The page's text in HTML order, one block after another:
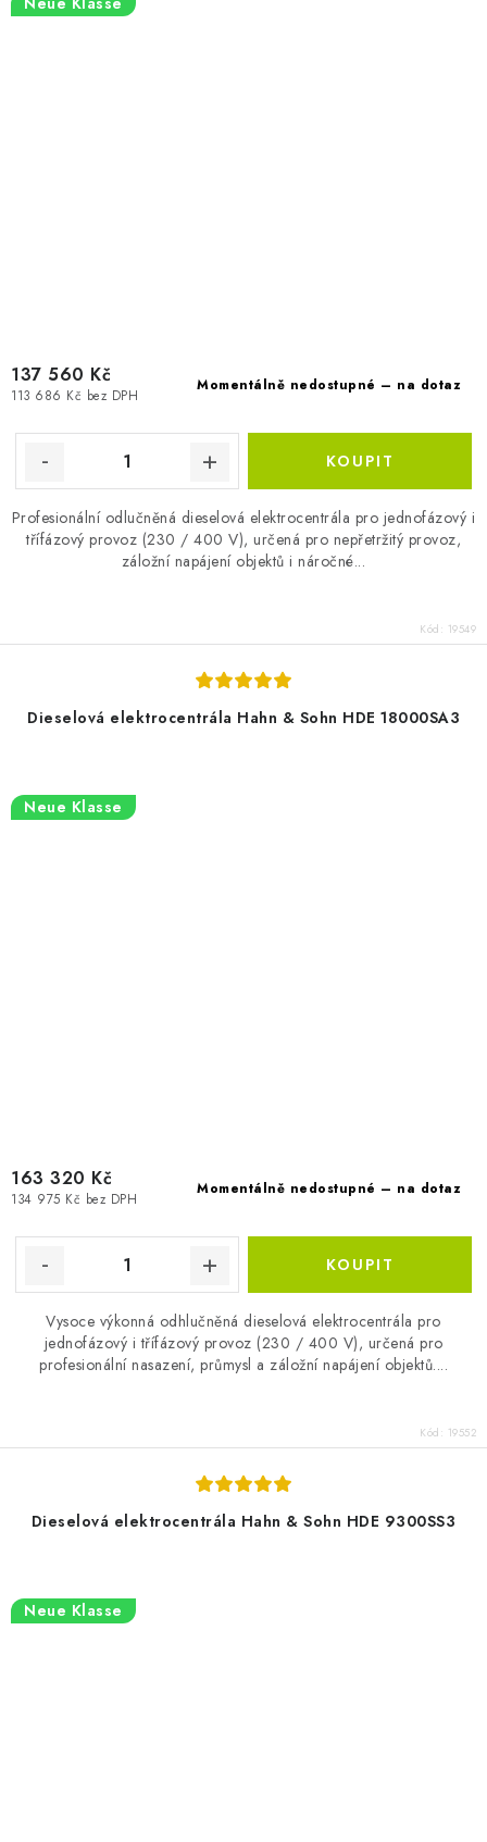
Momentálně nedostupné – na dotaz
113 686 Kč bez DPH
137 560 Kč
Profesionální odlučněná dieselová elektrocentrála pro jednofázový i
třífázový provoz (230 / 400 V), určená pro nepřetržitý provoz,
záložní napájení objektů i náročné...
Kód: 19549
Dieselová elektrocentrála Hahn & Sohn HDE 18000SA3
Neue Klasse
Momentálně nedostupné – na dotaz
134 975 Kč bez DPH
163 320 Kč
Vysoce výkonná odhlučněná dieselová elektrocentrála pro
jednofázový i třífázový provoz (230 / 400 V), určená pro
profesionální nasazení, průmysl a záložní napájení objektů....
Kód: 19552
Dieselová elektrocentrála Hahn & Sohn HDE 9300SS3
Neue Klasse